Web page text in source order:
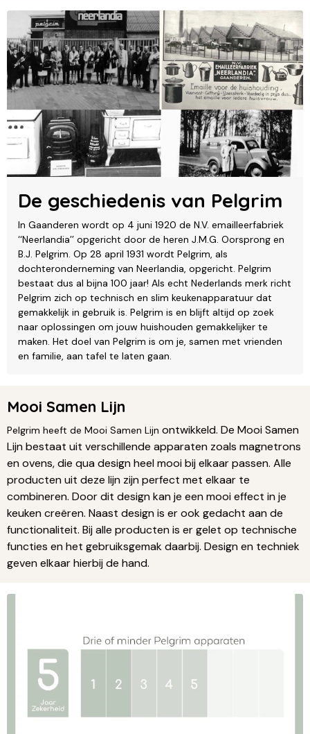
De geschiedenis van Pelgrim
In Gaanderen wordt op 4 juni 1920 de N.V. emailleerfabriek
‘‘Neerlandia’’ opgericht door de heren J.M.G. Oorsprong en
B.J. Pelgrim. Op 28 april 1931 wordt Pelgrim, als
dochteronderneming van Neerlandia, opgericht. Pelgrim
bestaat dus al bijna 100 jaar! Als echt Nederlands merk richt
Pelgrim zich op technisch en slim keukenapparatuur dat
gemakkelijk in gebruik is. Pelgrim is en blijft altijd op zoek
naar oplossingen om jouw huishouden gemakkelijker te
maken. Het doel van Pelgrim is om je, samen met vrienden
en familie, aan tafel te laten gaan.
Mooi Samen Lijn
Pelgrim heeft de Mooi Samen Lijn ontwikkeld. De Mooi Samen
Lijn bestaat uit verschillende apparaten zoals magnetrons
en ovens, die qua design heel mooi bij elkaar passen. Alle
producten uit deze lijn zijn perfect met elkaar te
combineren. Door dit design kan je een mooi effect in je
keuken creëren. Naast design is er ook gedacht aan de
functionaliteit. Bij alle producten is er gelet op technische
functies en het gebruiksgemak daarbij. Design en techniek
geven elkaar hierbij de hand.